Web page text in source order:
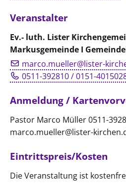
Veranstalter
Ev.- luth. Lister
Markusgemeinde I
marco.mueller@lister-
0511-392810 / 0151-
Anmeldung /
Pastor Marco Müller 0511-
marco.mueller@lister-
Eintrittspreis/Kosten
Die Veranstaltung ist